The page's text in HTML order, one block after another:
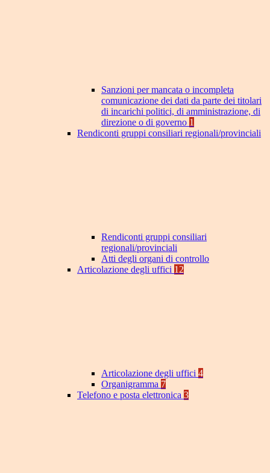
Sanzioni per mancata o incompleta
comunicazione dei dati da parte dei titolari
di incarichi politici, di amministrazione, di
direzione o di governo 1
Rendiconti gruppi consiliari regionali/provinciali
Rendiconti gruppi consiliari
regionali/provinciali
Atti degli organi di controllo
Articolazione degli uffici 12
Articolazione degli uffici 4
Organigramma 7
Telefono e posta elettronica 3